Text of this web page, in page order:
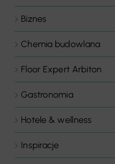
Biznes
Chemia budowlana
Floor Expert Arbiton
Gastronomia
Hotele & wellness
Inspiracje